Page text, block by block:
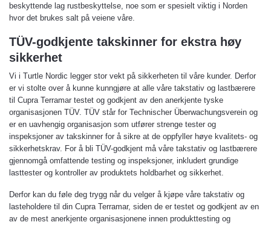
beskyttende lag rustbeskyttelse, noe som er spesielt viktig i Norden
hvor det brukes salt på veiene våre.
TÜV-godkjente takskinner for ekstra høy
sikkerhet
Vi i Turtle Nordic legger stor vekt på sikkerheten til våre kunder. Derfor
er vi stolte over å kunne kunngjøre at alle våre takstativ og lastbærere
til Cupra Terramar testet og godkjent av den anerkjente tyske
organisasjonen TÜV. TÜV står for Technischer Überwachungsverein og
er en uavhengig organisasjon som utfører strenge tester og
inspeksjoner av takskinner for å sikre at de oppfyller høye kvalitets- og
sikkerhetskrav. For å bli TÜV-godkjent må våre takstativ og lastbærere
gjennomgå omfattende testing og inspeksjoner, inkludert grundige
lasttester og kontroller av produktets holdbarhet og sikkerhet.
Derfor kan du føle deg trygg når du velger å kjøpe våre takstativ og
lasteholdere til din Cupra Terramar, siden de er testet og godkjent av en
av de mest anerkjente organisasjonene innen produkttesting og